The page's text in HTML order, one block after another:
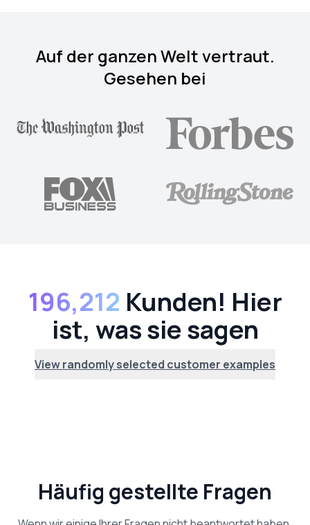
Auf der ganzen Welt vertraut.
Gesehen bei
196,212 Kunden! Hier
ist, was sie sagen
View randomly selected customer examples
Häufig gestellte Fragen